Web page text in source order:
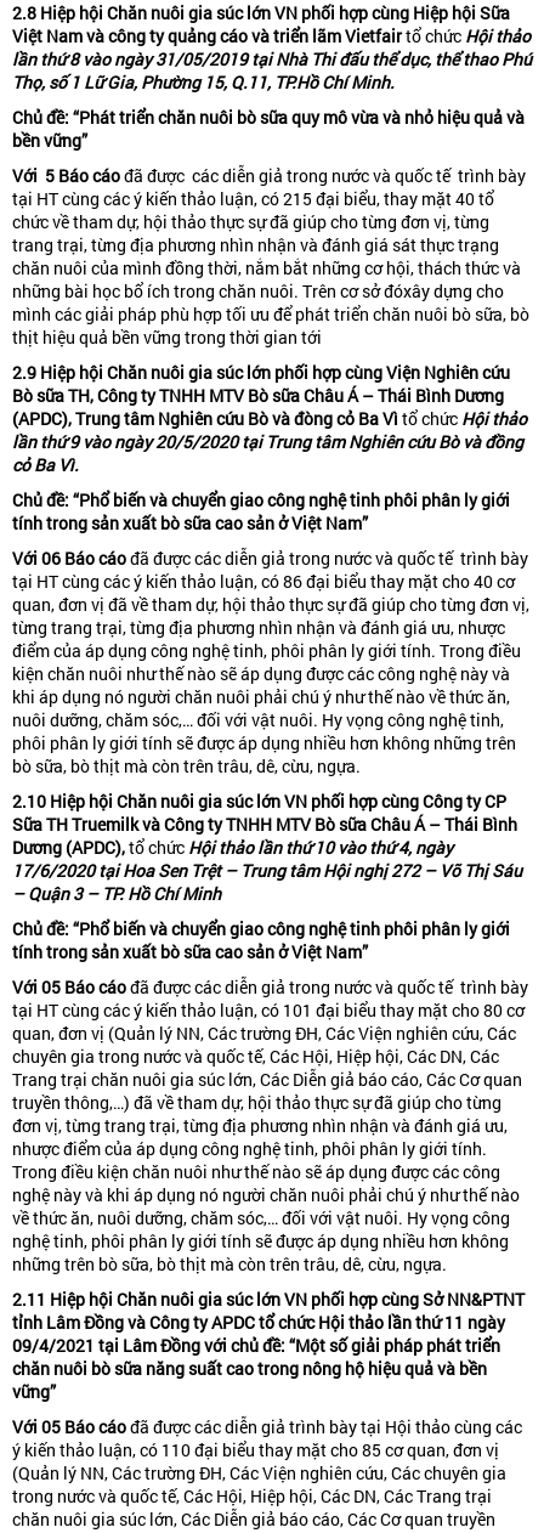
2.8 Hiệp hội Chăn nuôi gia súc lớn VN phối hợp cùng Hiệp hội Sữa
Việt Nam và công ty quảng cáo và triển lãm Vietfairtổ chức Hội thảo
lần thứ8 vào ngày 31/05/2019 tại Nhà Thi đấu thể dục, thể thao Phú
Thọ, số 1 Lữ Gia, Phường 15, Q.11, TP.Hồ Chí Minh.
Chủđề: “Phát triển chăn nuôi bò sữa quy mô vừa và nhỏ hiệu quả và
bền vững”
Với 5 Báo cáođã được các diễn giả trong nước và quốc tế trình bày
tại HT cùng các ý kiến thảo luận, có 215 đại biểu, thay mặt 40 tổ
chức về tham dự, hội thảo thực sự đã giúp cho từng đơn vị, từng
trang trại, từng địa phương nhìn nhận và đánh giá sát thực trạng
chăn nuôi của mình đồng thời, nắm bắt những cơ hội, thách thức và
những bài học bổ ích trong chăn nuôi. Trên cơ sở đóxây dựng cho
mình các giải pháp phù hợp tối ưu để phát triển chăn nuôi bò sữa, bò
thịt hiệu quả bền vững trong thời gian tới
2.9 Hiệp hội Chăn nuôi gia súc lớn phối hợp cùng Viện Nghiên cứu
Bò sữa TH, Công ty TNHH MTV Bò sữa Châu Á – Thái Bình Dương
(APDC), Trung tâm Nghiên cứu Bò và đòng cỏ Ba Vì tổ chức Hội thảo
lần thứ9 vào ngày 20/5/2020 tại Trung tâm Nghiên cứu Bò và đồng
cỏ Ba Vì.
Chủđề: “Phổ biến và chuyển giao công nghệ tinh phôi phân ly giới
tính trong sản xuất bò sữa cao sản ở Việt Nam”
Với 06 Báo cáođã được các diễn giả trong nước và quốc tế trình bày
tại HT cùng các ý kiến thảo luận, có 86 đại biểu thay mặt cho 40 cơ
quan, đơn vị đã về tham dự, hội thảo thực sự đã giúp cho từng đơn vị,
từng trang trại, từng địa phương nhìn nhận và đánh giá ưu, nhược
điểm của áp dụng công nghệ tinh, phôi phân ly giới tính. Trong điều
kiện chăn nuôi như thế nào sẽ áp dụng được các công nghệ này và
khi áp dụng nó người chăn nuôi phải chú ý như thế nào về thức ăn,
nuôi dưỡng, chăm sóc,… đối với vật nuôi. Hy vọng công nghệ tinh,
phôi phân ly giới tính sẽ được áp dụng nhiều hơn không những trên
bò sữa, bò thịt mà còn trên trâu, dê, cừu, ngựa.
2.10 Hiệp hội Chăn nuôi gia súc lớn VN phối hợp cùng Công ty CP
Sữa TH Truemilk và Công ty TNHH MTV Bò sữa Châu Á – Thái Bình
Dương (APDC),tổ chức Hội thảo lần thứ10 vào thứ 4, ngày
17/6/2020 tại Hoa Sen Trệt – Trung tâm Hội nghị 272 – Võ Thị Sáu
– Quận 3 – TP. Hồ Chí Minh
Chủđề: “Phổ biến và chuyển giao công nghệ tinh phôi phân ly giới
tính trong sản xuất bò sữa cao sản ở Việt Nam”
Với 05 Báo cáođã được các diễn giả trong nước và quốc tế trình bày
tại HT cùng các ý kiến thảo luận, có 101 đại biểu thay mặt cho 80 cơ
quan, đơn vị (Quản lý NN, Các trường ĐH, Các Viện nghiên cứu, Các
chuyên gia trong nước và quốc tế, Các Hội, Hiệp hội, Các DN, Các
Trang trại chăn nuôi gia súc lớn, Các Diễn giả báo cáo, Các Cơ quan
truyền thông,…) đã về tham dự, hội thảo thực sự đã giúp cho từng
đơn vị, từng trang trại, từng địa phương nhìn nhận và đánh giá ưu,
nhược điểm của áp dụng công nghệ tinh, phôi phân ly giới tính.
Trong điều kiện chăn nuôi như thế nào sẽ áp dụng được các công
nghệ này và khi áp dụng nó người chăn nuôi phải chú ý như thế nào
về thức ăn, nuôi dưỡng, chăm sóc,… đối với vật nuôi. Hy vọng công
nghệ tinh, phôi phân ly giới tính sẽ được áp dụng nhiều hơn không
những trên bò sữa, bò thịt mà còn trên trâu, dê, cừu, ngựa.
2.11 Hiệp hội Chăn nuôi gia súc lớn VN phối hợp cùng Sở NN&PTNT
tỉnh Lâm Đồng và Công ty APDC tổ chức Hội thảo lần thứ 11 ngày
09/4/2021 tại Lâm Đồng với chủ đề: “Một số giải pháp phát triển
chăn nuôi bò sữa năng suất cao trong nông hộ hiệu quả và bền
vững”
Với 05 Báo cáođã được các diễn giả trình bày tại Hội thảo cùng các
ý kiến thảo luận, có 110 đại biểu thay mặt cho 85 cơ quan, đơn vị
(Quản lý NN, Các trường ĐH, Các Viện nghiên cứu, Các chuyên gia
trong nước và quốc tế, Các Hội, Hiệp hội, Các DN, Các Trang trại
chăn nuôi gia súc lớn, Các Diễn giả báo cáo, Các Cơ quan truyền